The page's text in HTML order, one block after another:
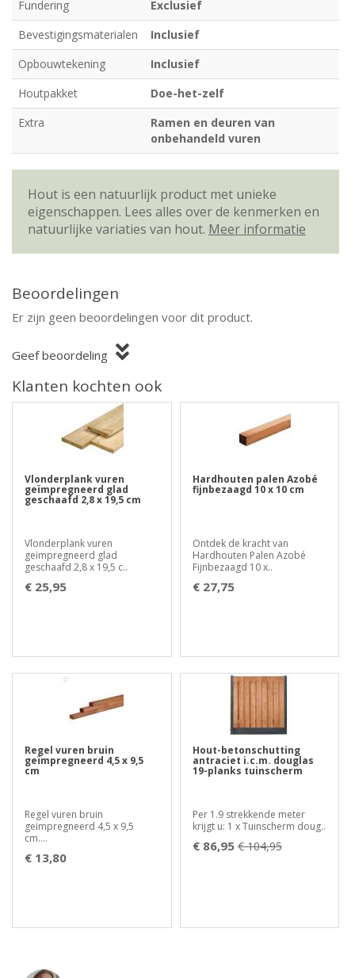
Fundering
Exclusief
Bevestigingsmaterialen
Inclusief
Opbouwtekening
Inclusief
Houtpakket
Doe-het-zelf
Extra
Ramen en deuren van
onbehandeld vuren
Hout is een natuurlijk product met unieke
eigenschappen. Lees alles over de kenmerken en
natuurlijke variaties van hout. Meer informatie
Beoordelingen
Er zijn geen beoordelingen voor dit product.
Geef beoordeling
Klanten kochten ook
Vlonderplank vuren
geïmpregneerd glad
geschaafd 2,8 x 19,5 cm
Vlonderplank vuren
geïmpregneerd glad
geschaafd 2,8 x 19,5 c..
€ 25,95
Hardhouten palen Azobé
fijnbezaagd 10 x 10 cm
Ontdek de kracht van
Hardhouten Palen Azobé
Fijnbezaagd 10 x..
€ 27,75
Regel vuren bruin
geïmpregneerd 4,5 x 9,5
cm
Regel vuren bruin
geïmpregneerd 4,5 x 9,5
cm....
€ 13,80
Hout-betonschutting
antraciet i.c.m. douglas
19-planks tuinscherm
Per 1.9 strekkende meter
krijgt u: 1 x Tuinscherm doug..
€ 86,95 € 104,95